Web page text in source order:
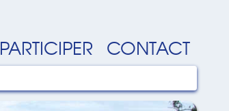
PARTICIPER CONTACT